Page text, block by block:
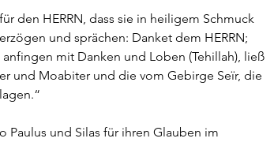
den HERRN, dass sie in heiligem Schmuck
und sprächen: Danket dem HERRN;
mit Danken und Loben (Tehillah), ließ
und Moabiter und die vom Gebirge Seïr, die
Paulus und Silas für ihren Glauben im